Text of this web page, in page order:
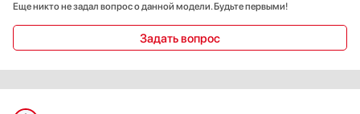
Еще никто не задал вопрос о данной модели. Будьте первыми!
Задать вопрос